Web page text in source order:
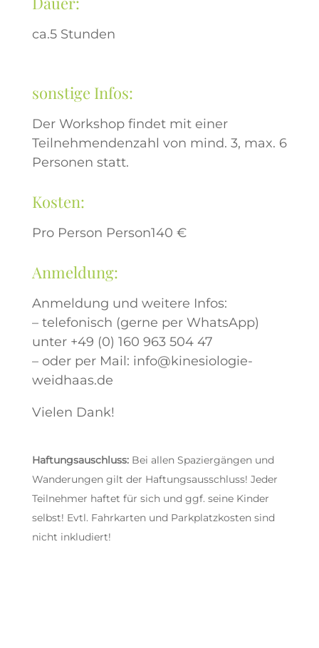
ca.5 Stunden
sonstige Infos:
Der Workshop findet mit einer
Teilnehmendenzahl von mind. 3, max. 6
Personen statt.
Kosten:
Pro Person Person140 €
Anmeldung:
Anmeldung und weitere Infos:
– telefonisch (gerne per WhatsApp)
unter +49 (0) 160 963 504 47
– oder per Mail: info@kinesiologie-
weidhaas.de
Vielen Dank!
Haftungsauschluss:Bei allen Spaziergängen und
Wanderungen gilt der Haftungsausschluss! Jeder
Teilnehmer haftet für sich und ggf. seine Kinder
selbst! Evtl. Fahrkarten und Parkplatzkosten sind
nicht inkludiert!